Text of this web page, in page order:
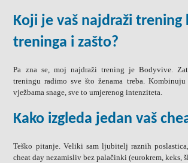
Koji je vaš najdraži trening
treninga i zašto?
Pa zna se, moj najdraži trening je Bodyvive.
treningu radimo sve što ženama treba.
vježbama snage, sve to umjerenog intenziteta.
Kako izgleda jedan vaš
Teško pitanje. Veliki sam ljubitelj raznih
cheat day nezamisliv bez palačinki (eurokrem, keks,